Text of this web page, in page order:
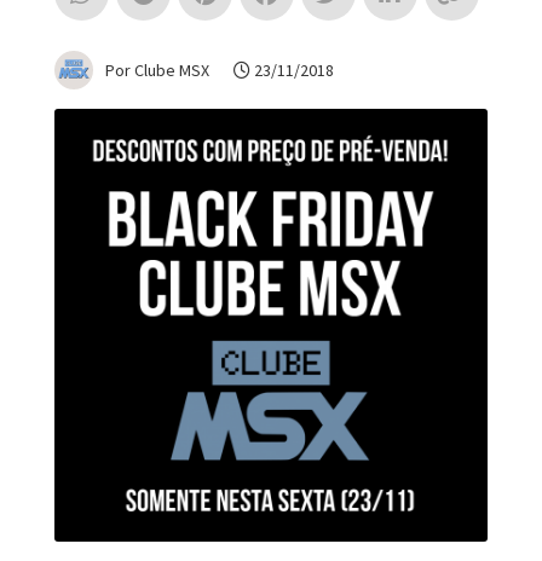
Por Clube MSX 23/11/2018